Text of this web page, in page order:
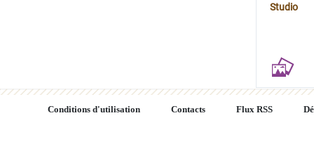
Studio
Conditions d'utilisation Contacts Flux RSS